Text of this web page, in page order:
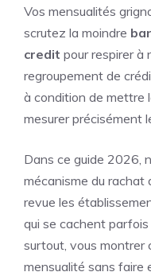
Vos mensualités
scrutez la moindre
credit pour respirer à
regroupement de
à condition de mettre
mesurer précisément
Dans ce guide 2026,
mécanisme du rachat
revue les
qui se cachent
surtout, vous montrer
mensualité sans faire